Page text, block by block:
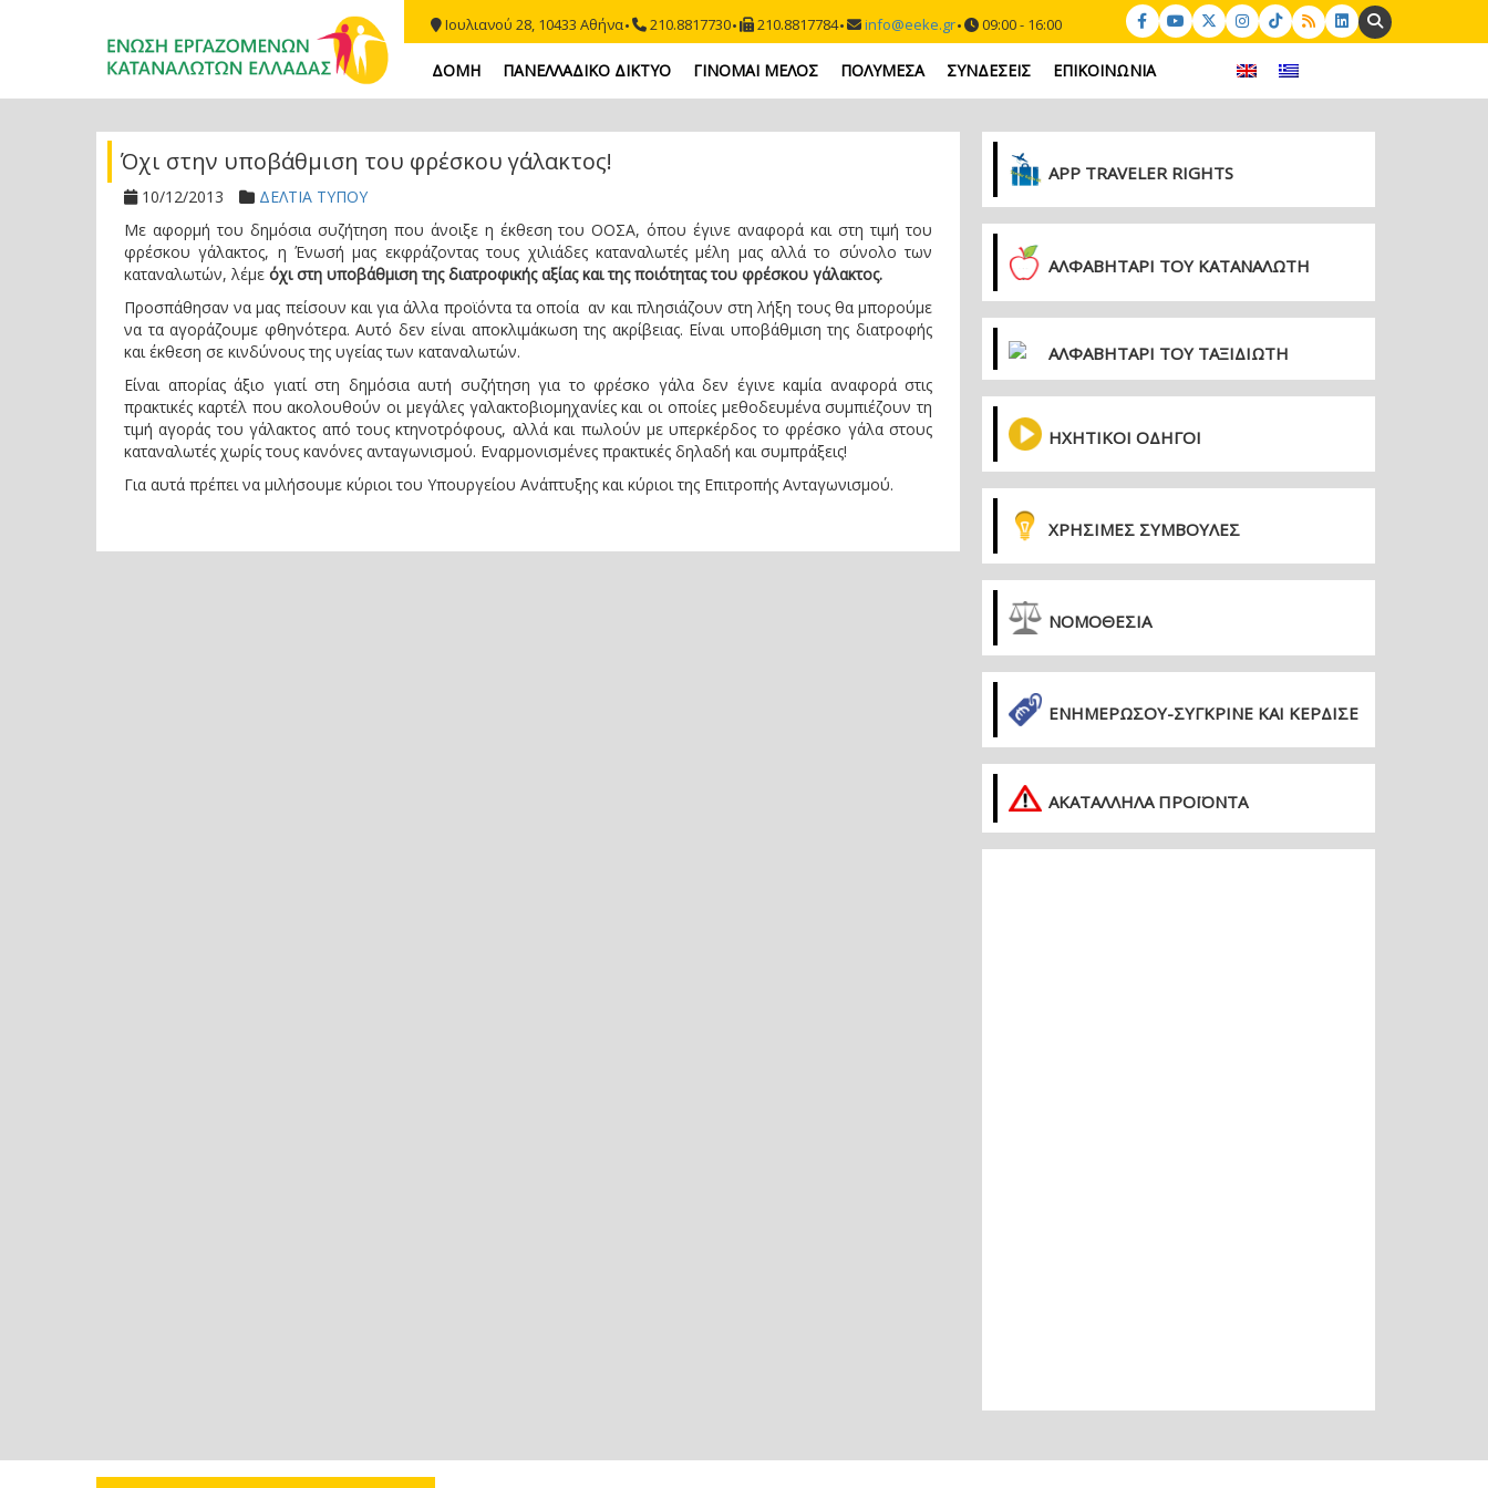
Ιουλιανού 28, 10433 Αθήνα 210.8817730 210.8817784 info@eeke.gr 09:00 - 16:00 Search:
ΔΟΜΗ ΠΑΝΕΛΛΑΔΙΚΟ ΔΙΚΤΥΟ ΓΙΝΟΜΑΙ ΜΕΛΟΣ ΠΟΛΥΜΕΣΑ ΣΥΝΔΕΣΕΙΣ ΕΠΙΚΟΙΝΩΝΙΑ
Όχι στην υποβάθμιση του φρέσκου γάλακτος!
10/12/2013
ΔΕΛΤΙΑ ΤΥΠΟΥ
Με αφορμή του δημόσια συζήτηση που άνοιξε η έκθεση του ΟΟΣΑ, όπου έγινε αναφορά και στη τιμή του
φρέσκου γάλακτος, η Ένωσή μας εκφράζοντας τους χιλιάδες καταναλωτές μέλη μας αλλά το σύνολο των
καταναλωτών, λέμε όχι στη υποβάθμιση της διατροφικής αξίας και της ποιότητας του φρέσκου γάλακτος.
Προσπάθησαν να μας πείσουν και για άλλα προϊόντα τα οποία αν και πλησιάζουν στη λήξη τους θα μπορούμε
να τα αγοράζουμε φθηνότερα. Αυτό δεν είναι αποκλιμάκωση της ακρίβειας. Είναι υποβάθμιση της διατροφής
και έκθεση σε κινδύνους της υγείας των καταναλωτών.
Είναι απορίας άξιο γιατί στη δημόσια αυτή συζήτηση για το φρέσκο γάλα δεν έγινε καμία αναφορά στις
πρακτικές καρτέλ που ακολουθούν οι μεγάλες γαλακτοβιομηχανίες και οι οποίες μεθοδευμένα συμπιέζουν τη
τιμή αγοράς του γάλακτος από τους κτηνοτρόφους, αλλά και πωλούν με υπερκέρδος το φρέσκο γάλα στους
καταναλωτές χωρίς τους κανόνες ανταγωνισμού. Εναρμονισμένες πρακτικές δηλαδή και συμπράξεις!
Για αυτά πρέπει να μιλήσουμε κύριοι του Υπουργείου Ανάπτυξης και κύριοι της Επιτροπής Ανταγωνισμού.
APP TRAVELER RIGHTS
ΑΛΦΑΒΗΤΑΡΙ ΤΟΥ ΚΑΤΑΝΑΛΩΤΗ
ΑΛΦΑΒΗΤΑΡΙ ΤΟΥ ΤΑΞΙΔΙΩΤΗ
ΗΧΗΤΙΚΟΙ ΟΔΗΓΟΙ
ΧΡΗΣΙΜΕΣ ΣΥΜΒΟΥΛΕΣ
ΝΟΜΟΘΕΣΙΑ
ΕΝΗΜΕΡΏΣΟΥ-ΣΎΓΚΡΙΝΕ ΚΑΙ ΚΈΡΔΙΣΕ
ΑΚΑΤΑΛΛΗΛΑ ΠΡΟΪΟΝΤΑ